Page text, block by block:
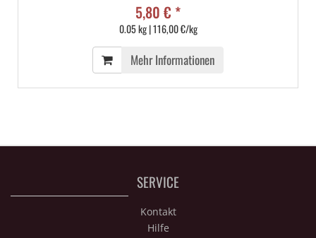
5,80 € *
0.05 kg | 116,00 €/kg
Mehr Informationen
SERVICE
Kontakt
Hilfe